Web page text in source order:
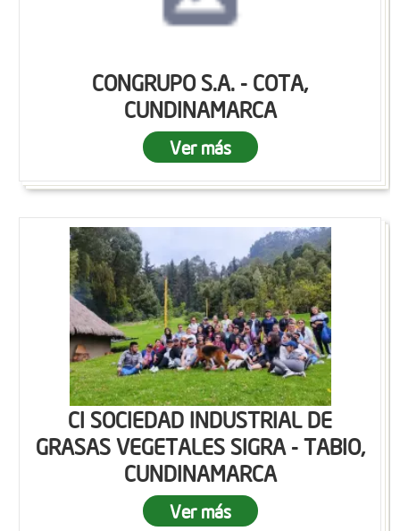
CONGRUPO S.A. - COTA,
CUNDINAMARCA
Ver más
CI SOCIEDAD INDUSTRIAL DE
GRASAS VEGETALES SIGRA - TABIO,
CUNDINAMARCA
Ver más